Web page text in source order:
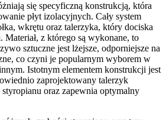
się specyficzną konstrukcją, która
płyt izolacyjnych. Cały system
wkrętu oraz talerzyka, który dociska
z którego są wykonane, to
sztuczne jest lżejsze, odporniejsze na
co czyni je popularnym wyborem w
Istotnym elementem konstrukcji jest
zaprojektowany talerzyk
oraz zapewnia optymalny